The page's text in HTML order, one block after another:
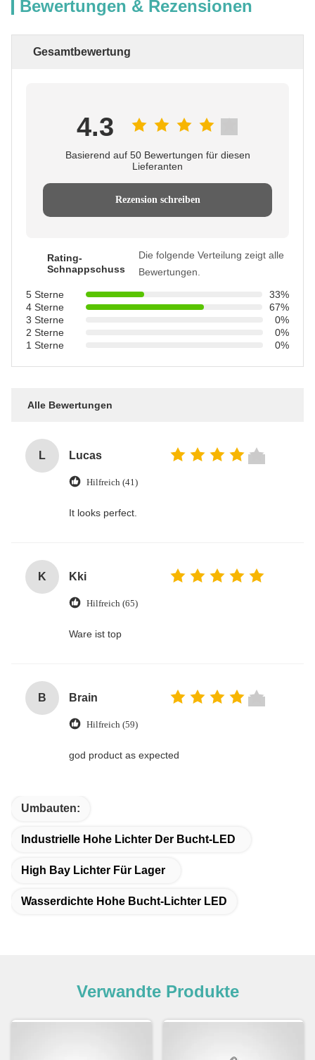
Bewertungen & Rezensionen
Gesamtbewertung
4.3
Basierend auf 50 Bewertungen für diesen
Lieferanten
Rezension schreiben
Rating-
Schnappschuss
Die folgende Verteilung zeigt alle
Bewertungen.
5 Sterne
33%
4 Sterne
67%
3 Sterne
0%
2 Sterne
0%
1 Sterne
0%
Alle Bewertungen
L Lucas
Hilfreich (41)
It looks perfect.
K Kki
Hilfreich (65)
Ware ist top
B Brain
Hilfreich (59)
god product as expected
Umbauten:
Industrielle Hohe Lichter Der Bucht-LED
High Bay Lichter Für Lager
Wasserdichte Hohe Bucht-Lichter LED
Verwandte Produkte